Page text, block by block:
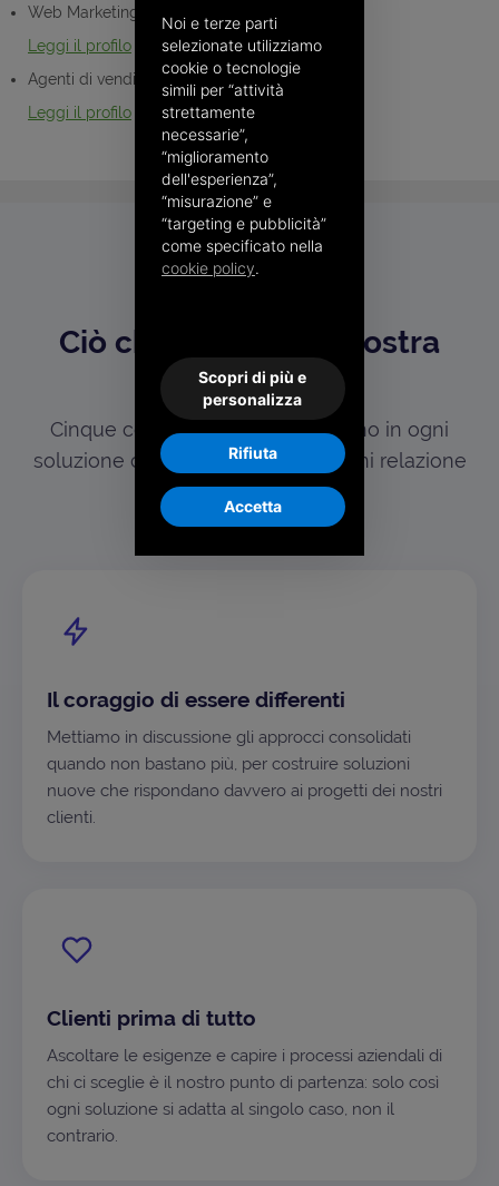
Web Marketing Executive
Leggi il profilo
Agenti di vendita in ambito ICT
Leggi il profilo
Ciò che guida ogni nostra
scelta
Cinque convinzioni che si ritrovano in ogni
soluzione che progettiamo e in ogni relazione
che costruiamo.
Il coraggio di essere differenti
Mettiamo in discussione gli approcci consolidati
quando non bastano più, per costruire soluzioni
nuove che rispondano davvero ai progetti dei nostri
clienti.
Clienti prima di tutto
Ascoltare le esigenze e capire i processi aziendali di
chi ci sceglie è il nostro punto di partenza: solo così
ogni soluzione si adatta al singolo caso, non il
contrario.
Noi e terze parti
selezionate utilizziamo
cookie o tecnologie
simili per “attività
strettamente
necessarie”,
“miglioramento
dell'esperienza”,
“misurazione” e
“targeting e pubblicità”
come specificato nella
cookie policy.
Scopri di più e
personalizza
Rifiuta
Accetta